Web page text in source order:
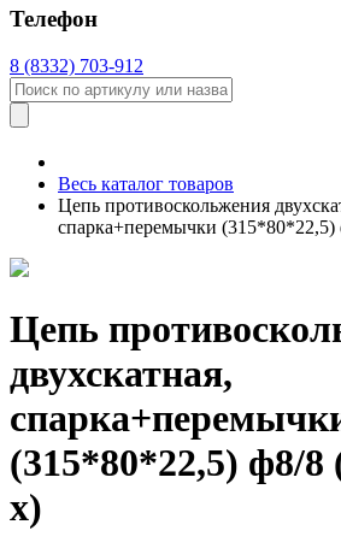
Телефон
8 (8332) 703-912
Весь каталог товаров
Цепь противоскольжения
спарка+перемычки (315*80*22,5)
Цепь
двухскатная,
(315*80*22,5) ф8/8
х)